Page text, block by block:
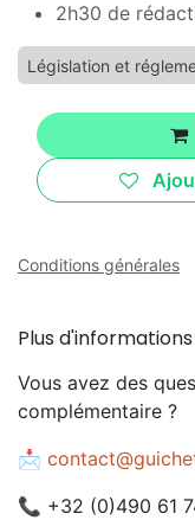
2h30 de
Législation et
Conditions générales
Plus d'informations
Vous avez des
complémentaire ?
📩
📞 +32 (0)490 61